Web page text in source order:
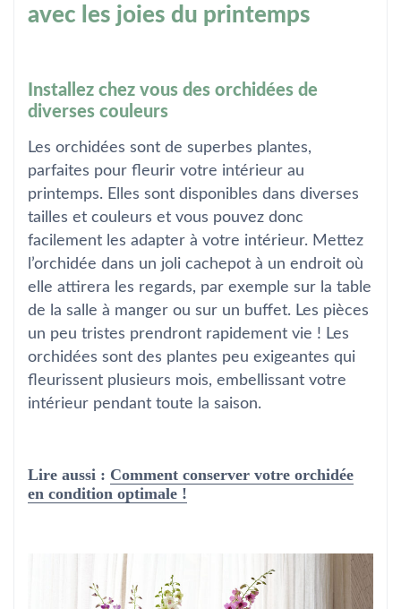
avec les joies du printemps
Installez chez vous des orchidées de
diverses couleurs
Les orchidées sont de superbes plantes,
parfaites pour fleurir votre intérieur au
printemps. Elles sont disponibles dans diverses
tailles et couleurs et vous pouvez donc
facilement les adapter à votre intérieur. Mettez
l’orchidée dans un joli cachepot à un endroit où
elle attirera les regards, par exemple sur la table
de la salle à manger ou sur un buffet. Les pièces
un peu tristes prendront rapidement vie ! Les
orchidées sont des plantes peu exigeantes qui
fleurissent plusieurs mois, embellissant votre
intérieur pendant toute la saison.
Lire aussi : Comment conserver votre orchidée
en condition optimale !